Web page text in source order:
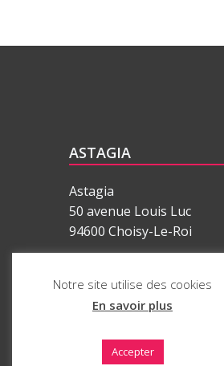
ASTAGIA
Astagia
50 avenue Louis Luc
94600 Choisy-Le-Roi
par SAS ASTAGIA
Notre site utilise des cookies
En savoir plus
Accepter